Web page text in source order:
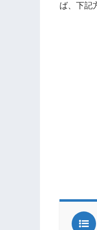
ば、下記